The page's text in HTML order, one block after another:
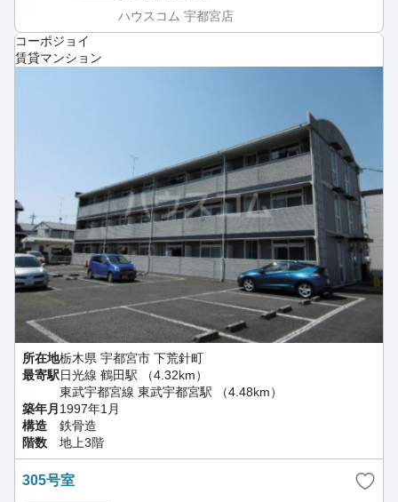
ハウスコム 宇都宮店
コーポジョイ
賃貸マンション
所在地栃木県 宇都宮市 下荒針町
最寄駅日光線 鶴田駅 （4.32km）
東武宇都宮線 東武宇都宮駅 （4.48km）
築年月 1997年1月
構造
鉄骨造
階数
地上3階
305号室